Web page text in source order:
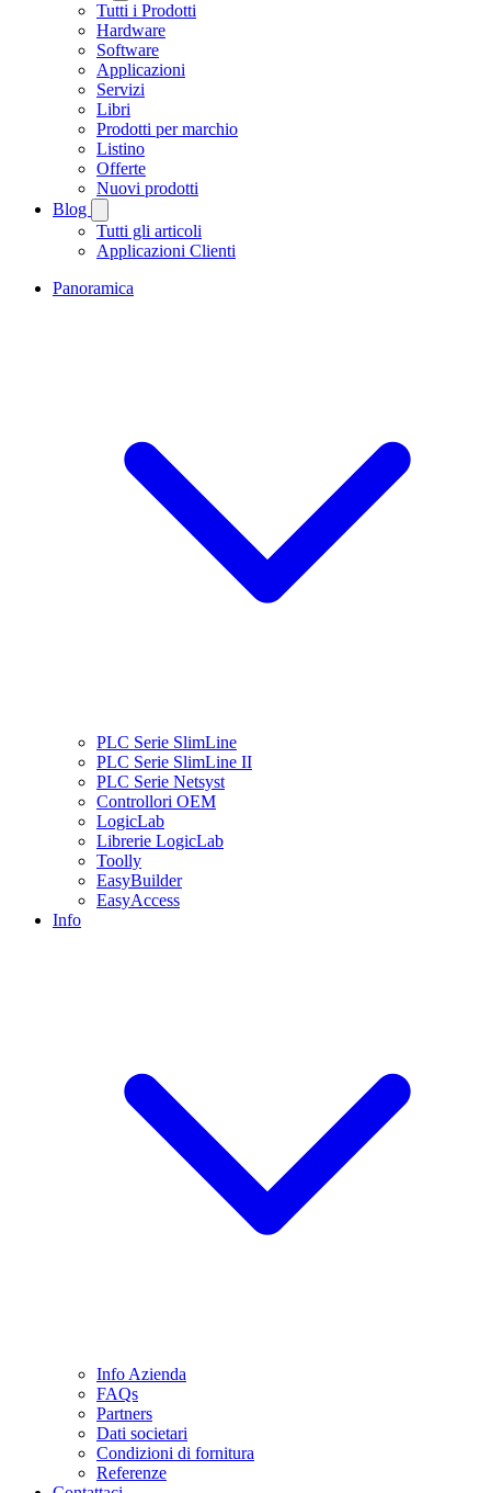
Tutti i Prodotti
Hardware
Software
Applicazioni
Servizi
Libri
Prodotti per marchio
Listino
Offerte
Nuovi prodotti
Blog
Tutti gli articoli
Applicazioni Clienti
Panoramica
PLC Serie SlimLine
PLC Serie SlimLine II
PLC Serie Netsyst
Controllori OEM
LogicLab
Librerie LogicLab
Toolly
EasyBuilder
EasyAccess
Info
Info Azienda
FAQs
Partners
Dati societari
Condizioni di fornitura
Referenze